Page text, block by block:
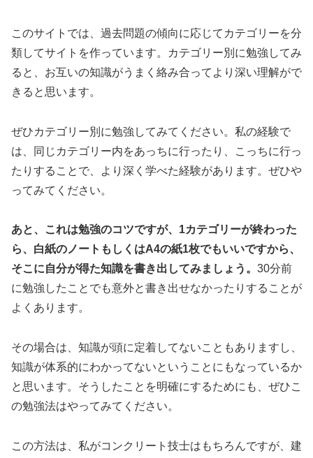
このサイトでは、過去問題の傾向に応じてカテゴリーを分
類してサイトを作っています。カテゴリー別に勉強してみ
ると、お互いの知識がうまく絡み合ってより深い理解がで
きると思います。
ぜひカテゴリー別に勉強してみてください。私の経験で
は、同じカテゴリー内をあっちに行ったり、こっちに行っ
たりすることで、より深く学べた経験があります。ぜひや
ってみてください。
あと、これは勉強のコツですが、1カテゴリーが終わった
ら、白紙のノートもしくはA4の紙1枚でもいいですから、
そこに自分が得た知識を書き出してみましょう。 30分前
に勉強したことでも意外と書き出せなかったりすることが
よくあります。
その場合は、知識が頭に定着してないこともありますし、
知識が体系的にわかってないということにもなっているか
と思います。そうしたことを明確にするためにも、ぜひこ
の勉強法はやってみてください。
この方法は、私がコンクリート技士はもちろんですが、建